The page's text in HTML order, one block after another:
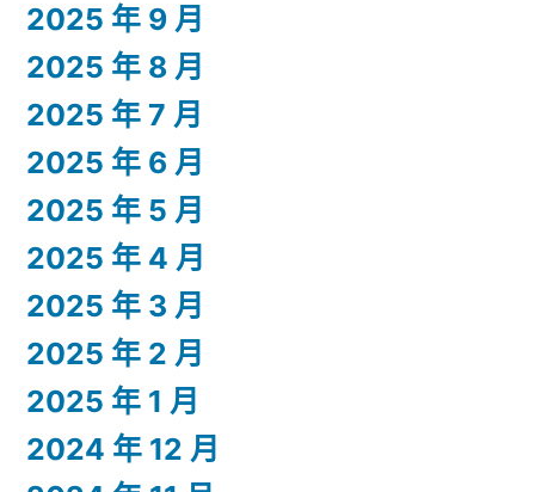
2025 年 9 月
2025 年 8 月
2025 年 7 月
2025 年 6 月
2025 年 5 月
2025 年 4 月
2025 年 3 月
2025 年 2 月
2025 年 1 月
2024 年 12 月